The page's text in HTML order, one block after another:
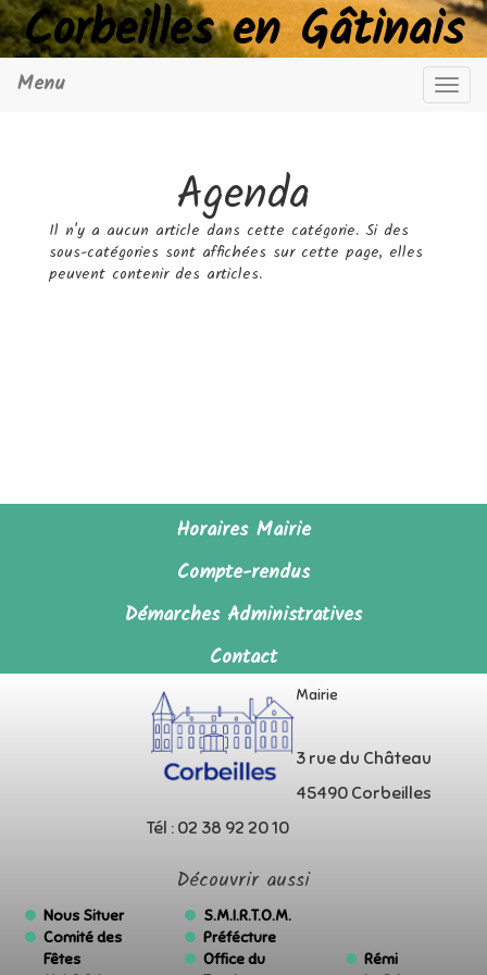
Corbeilles en Gâtinais
Menu
Agenda
Il n'y a aucun article dans cette catégorie. Si des
sous-catégories sont affichées sur cette page, elles
peuvent contenir des articles.
Horaires Mairie
Compte-rendus
Démarches Administratives
Contact
Mairie
3 rue du Château
45490 Corbeilles
Tél : 02 38 92 20 10
Découvrir aussi
Nous Situer
Comité des
Fêtes
S.M.I.R.T.O.M.
Préfécture
Office du
Rémi